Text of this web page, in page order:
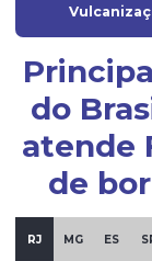
Grommet de
Grommet silicone
Grommets de
Guarnição de
Guarnição de
Indústria de
do
atende
de
RJ MG ES